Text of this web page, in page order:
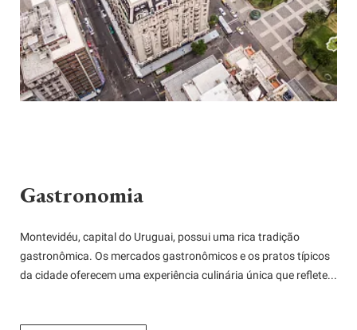
Gastronomia
Montevidéu, capital do Uruguai, possui uma rica tradição
gastronômica. Os mercados gastronômicos e os pratos típicos
da cidade oferecem uma experiência culinária única que reflete...